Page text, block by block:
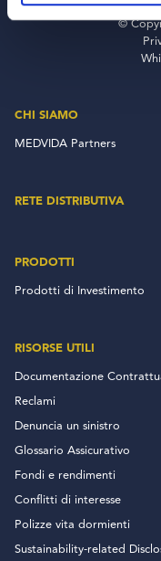
©
CHI SIAMO
MEDVIDA Partners
RETE DISTRIBUTIVA
PRODOTTI
Prodotti di Investimento
RISORSE UTILI
Documentazione
Reclami
Denuncia un sinistro
Glossario Assicurativo
Fondi e rendimenti
Conflitti di interesse
Polizze vita dormienti
Sustainability-related